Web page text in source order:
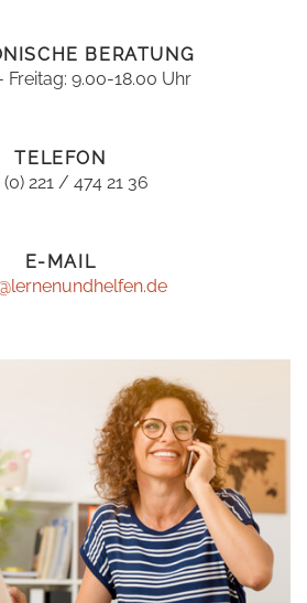
BERATUNG
Freitag: 9.00-18.00 Uhr
TELEFON
(0) 221 / 474 21 36
E-MAIL